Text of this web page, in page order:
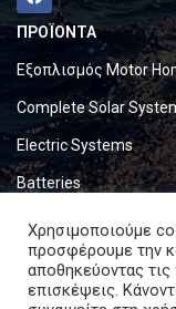
ΠΡΟΪΟΝΤΑ
Εξοπλισμός Motor
Complete Solar
Electric Systems
Batteries
Set & Fold Solar Panels
Marine Equipment
Χρησιμοποιούμε
προσφέρουμε την
αποθηκεύοντας
επισκέψεις.